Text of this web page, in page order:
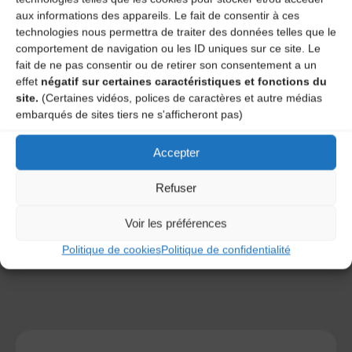
aux informations des appareils. Le fait de consentir à ces
technologies nous permettra de traiter des données telles que le
comportement de navigation ou les ID uniques sur ce site. Le
fait de ne pas consentir ou de retirer son consentement a un
effet négatif sur certaines caractéristiques et fonctions du
site. (Certaines vidéos, polices de caractères et autre médias
embarqués de sites tiers ne s'afficheront pas)
Accepter
Refuser
Voir les préférences
Politique de cookiesPolitique de confidentialité
Save my name, email, and site URL in my browser for next
time I post a comment.
Ce site utilise Akismet pour réduire les indésirables.
commentaires sont traitées .